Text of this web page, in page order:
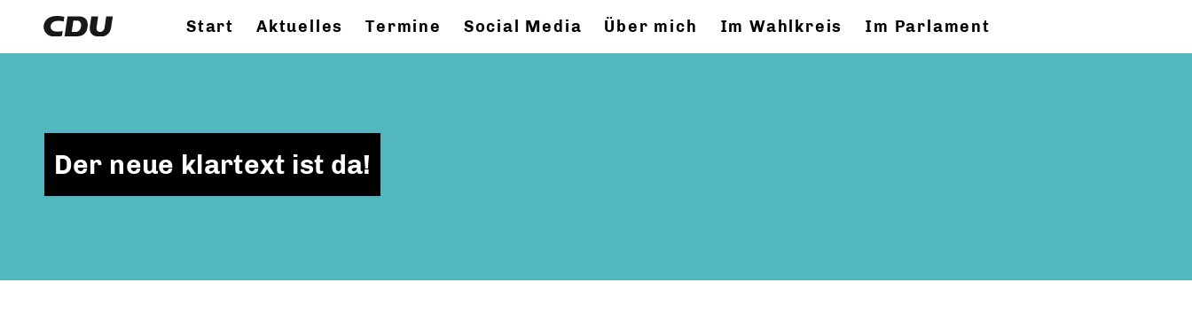
Start Aktuelles Termine Social Media Über mich Im Wahlkreis Im Parlament
Der neue klartext ist da!